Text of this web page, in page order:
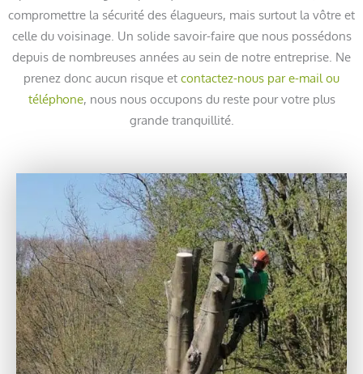
compromettre la sécurité des élagueurs, mais surtout la vôtre et
celle du voisinage. Un solide savoir-faire que nous possédons
depuis de nombreuses années au sein de notre entreprise. Ne
prenez donc aucun risque et contactez-nous par e-mail ou
téléphone, nous nous occupons du reste pour votre plus
grande tranquillité.